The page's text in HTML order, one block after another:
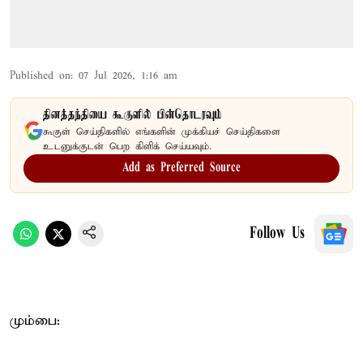
Published on: 07 Jul 2026, 1:16 am
தினத்தந்தியை கூகுளில் பின்தொடரவும்
கூகுள் செய்திகளில் எங்களின் முக்கியச் செய்திகளை
உடனுக்குடன் பெற கிளிக் செய்யவும்.
Add as Preferred Source
Follow Us
மும்பை: